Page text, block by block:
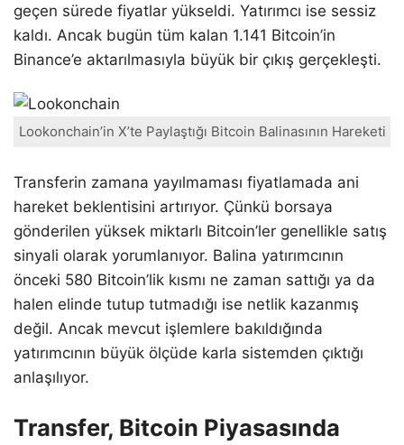
geçen sürede fiyatlar yükseldi. Yatırımcı ise sessiz
kaldı. Ancak bugün tüm kalan 1.141 Bitcoin’in
Binance’e aktarılmasıyla büyük bir çıkış gerçekleşti.
Lookonchain’in X’te Paylaştığı Bitcoin Balinasının Hareketi
Transferin zamana yayılmaması fiyatlamada ani
hareket beklentisini artırıyor. Çünkü borsaya
gönderilen yüksek miktarlı Bitcoin’ler genellikle satış
sinyali olarak yorumlanıyor. Balina yatırımcının
önceki 580 Bitcoin’lik kısmı ne zaman sattığı ya da
halen elinde tutup tutmadığı ise netlik kazanmış
değil. Ancak mevcut işlemlere bakıldığında
yatırımcının büyük ölçüde karla sistemden çıktığı
anlaşılıyor.
Transfer, Bitcoin Piyasasında